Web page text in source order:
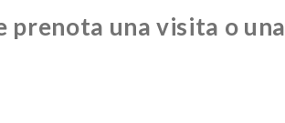
prenota una visita o una